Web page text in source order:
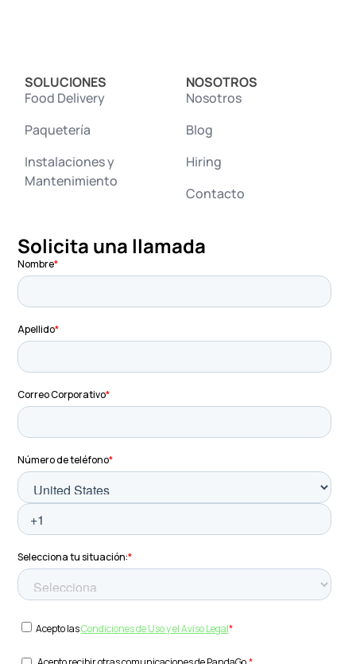
SOLUCIONES
Food Delivery
Paquetería
Instalaciones y
Mantenimiento
NOSOTROS
Nosotros
Blog
Hiring
Contacto
Solicita una llamada